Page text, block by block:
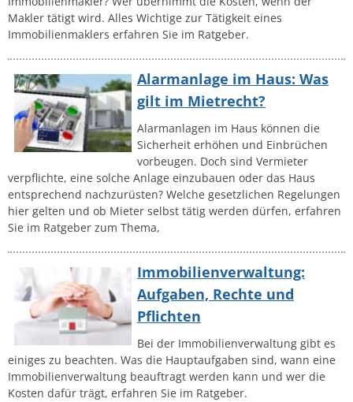
Makler tätigt wird. Alles Wichtige zur Tätigkeit eines
Immobilienmaklers erfahren Sie im Ratgeber.
Alarmanlage im Haus: Was
gilt im Mietrecht?
Alarmanlagen im Haus können die
Sicherheit erhöhen und Einbrüchen
vorbeugen. Doch sind Vermieter
verpflichte, eine solche Anlage einzubauen oder das Haus
entsprechend nachzurüsten? Welche gesetzlichen Regelungen
hier gelten und ob Mieter selbst tätig werden dürfen, erfahren
Sie im Ratgeber zum Thema,
Immobilienverwaltung:
Aufgaben, Rechte und
Pflichten
Bei der Immobilienverwaltung gibt es
einiges zu beachten. Was die Hauptaufgaben sind, wann eine
Immobilienverwaltung beauftragt werden kann und wer die
Kosten dafür trägt, erfahren Sie im Ratgeber.